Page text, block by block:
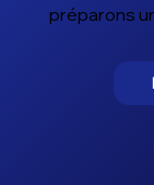
préparons